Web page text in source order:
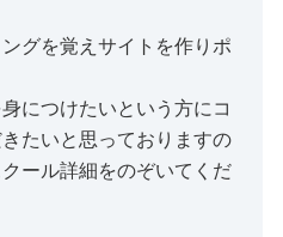
グを覚えサイトを作りポ
につけたいという方にコ
たいと思っておりますの
ール詳細をのぞいてくだ